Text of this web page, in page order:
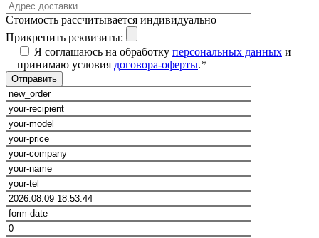
Cтоимость рассчитывается индивидуально
Прикрепить реквизиты:
Я соглашаюсь на обработку персональных данных и
принимаю условия договора-оферты.*